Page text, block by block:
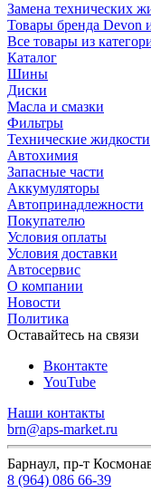
Замена технических
Товары бренда Devon
Все товары из
Каталог
Шины
Диски
Масла и смазки
Фильтры
Технические жидкости
Автохимия
Запасные части
Аккумуляторы
Автопринадлежности
Покупателю
Условия оплаты
Условия доставки
Автосервис
О компании
Новости
Политика
Оставайтесь на связи
Вконтакте
YouTube
Наши контакты
brn@aps-market.ru
Барнаул, пр-т
8 (964) 086 66-39